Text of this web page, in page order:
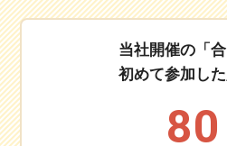
当社開催の「
初めて参加し
80